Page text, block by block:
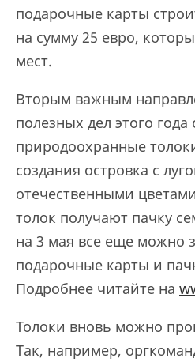
подарочные карты
на сумму 25 евро,
мест.
Вторым важным
полезных дел этого года
природоохранные
создания островка с
отечественными
толок получают пачку
на 3 мая все еще можно
подарочные карты и
Подробнее читайте на
Толоки вновь можно
Так, например,